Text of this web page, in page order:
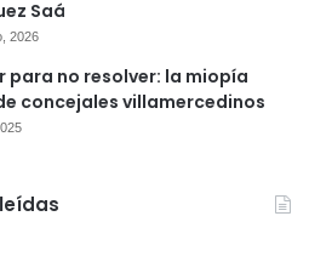
Saá
2026
para no resolver: la miopía
concejales villamercedinos